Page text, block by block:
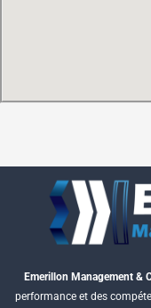
Emerillon Management &
performance et des